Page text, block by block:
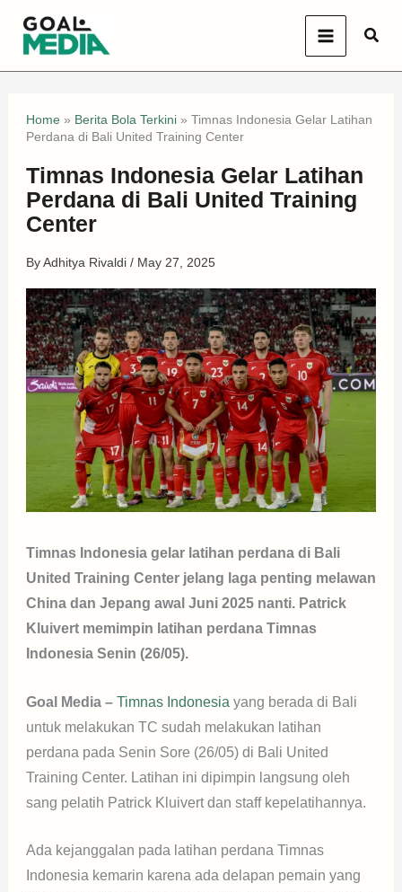
Home» Berita Bola Terkini» Timnas Indonesia Gelar Latihan
Perdana di Bali United Training Center
Timnas Indonesia Gelar Latihan
Perdana di Bali United Training
Center
ByAdhitya Rivaldi / May 27, 2025
Timnas Indonesia gelar latihan perdana di Bali
United Training Center jelang laga penting melawan
China dan Jepang awal Juni 2025 nanti. Patrick
Kluivert memimpin latihan perdana Timnas
Indonesia Senin (26/05).
Goal Media – Timnas Indonesia yang berada di Bali
untuk melakukan TC sudah melakukan latihan
perdana pada Senin Sore (26/05) di Bali United
Training Center. Latihan ini dipimpin langsung oleh
sang pelatih Patrick Kluivert dan staff kepelatihannya.
Ada kejanggalan pada latihan perdana Timnas
Indonesia kemarin karena ada delapan pemain yang